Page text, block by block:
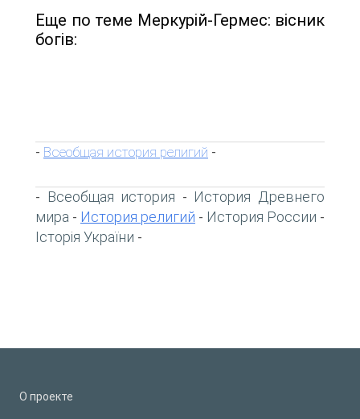
Еще по теме Меркурій-Гермес: вісник
богів:
- Всеобщая история религий -
- Всеобщая история - История Древнего
мира - История религий - История России -
Історія України -
О проекте